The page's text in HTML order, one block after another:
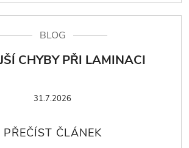
BLOG
CHYBY PŘI LAMINACI
31.7.2026